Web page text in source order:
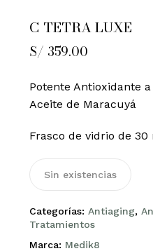
C TETRA LUXE
S/ 359.00
Potente Antioxidante
Aceite de Maracuyá
Frasco de vidrio de 30
Sin existencias
Categorías: Antiaging,
Tratamientos
Marca: Medik8